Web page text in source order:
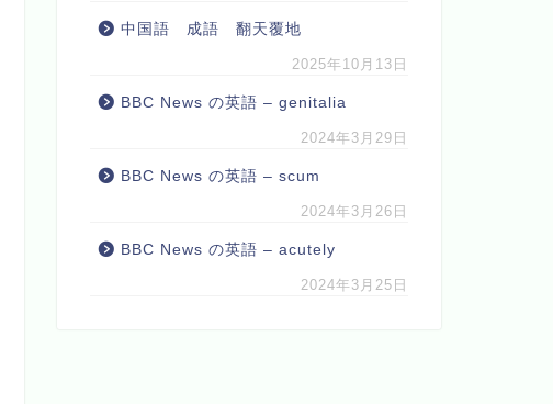
中国語 成語 翻天覆地
2025年10月13日
BBC News の英語 – genitalia
2024年3月29日
BBC News の英語 – scum
2024年3月26日
BBC News の英語 – acutely
2024年3月25日